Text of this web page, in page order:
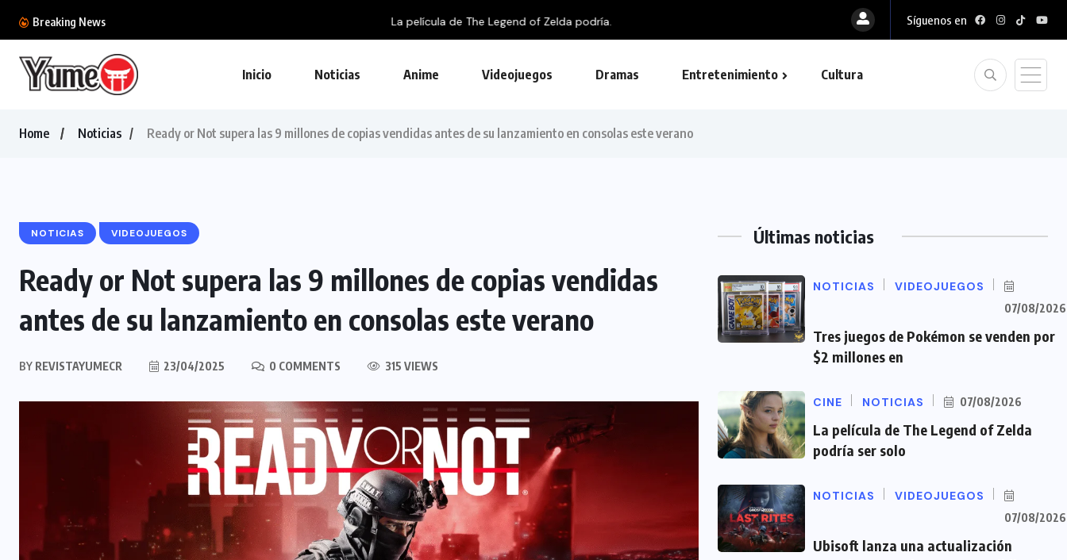
Breaking News Síguenos en
Inicio Noticias Anime Videojuegos Dramas Entretenimiento Cultura
Home Noticias Ready or Not supera las 9 millones de copias vendidas antes de su lanzamiento en consolas este verano
NOTICIAS VIDEOJUEGOS
Ready or Not supera las 9 millones de copias vendidas
antes de su lanzamiento en consolas este verano
BY REVISTAYUMECR 23/04/2025 0 COMMENTS 315 VIEWS
Últimas noticias
NOTICIAS VIDEOJUEGOS
07/08/2026
Tres juegos de Pokémon se venden por
$2 millones en
CINE NOTICIAS 07/08/2026
La película de The Legend of Zelda
podría ser solo
NOTICIAS VIDEOJUEGOS
07/08/2026
Ubisoft lanza una actualización